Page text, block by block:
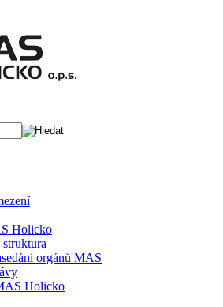
Holicko
orgánů MAS
Holicko